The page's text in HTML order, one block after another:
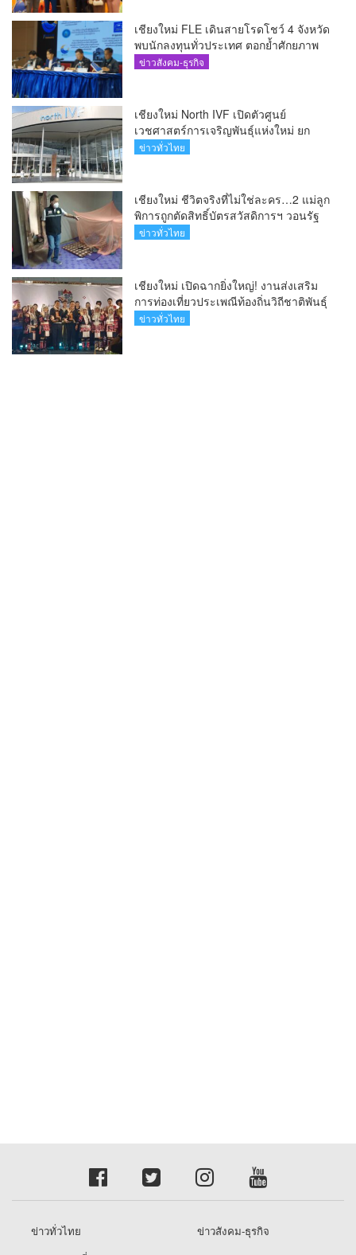
เชียงใหม่ FLE เดินสายโรดโชว์ 4 จังหวัด
พบนักลงทุนทั่วประเทศ ตอกย้ำศักยภาพ
ผู้นำธุรกิจระบบน้ำครบวงจร(คลิป)
ข่าวสังคม-ธุรกิจ
เชียงใหม่ North IVF เปิดตัวศูนย์
เวชศาสตร์การเจริญพันธุ์แห่งใหม่ ยก
ระดับเชียงใหม่สู่ ศูนย์กลางการรักษาผู้มี
ข่าวทั่วไทย
เชียงใหม่ ชีวิตจริงที่ไม่ใช่ละคร…2 แม่ลูก
พิการถูกตัดสิทธิ์บัตรสวัสดิการฯ วอนรัฐ
ทบทวนเกณฑ์ช่วยคนจน(คลิป)
ข่าวทั่วไทย
เชียงใหม่ เปิดฉากยิ่งใหญ่! งานส่งเสริม
การท่องเที่ยวประเพณีท้องถิ่นวิถีชาติพันธุ์
ล้านนา(คลิป)
ข่าวทั่วไทย
ข่าวทั่วไทย
ข่าวสังคม-ธุรกิจ